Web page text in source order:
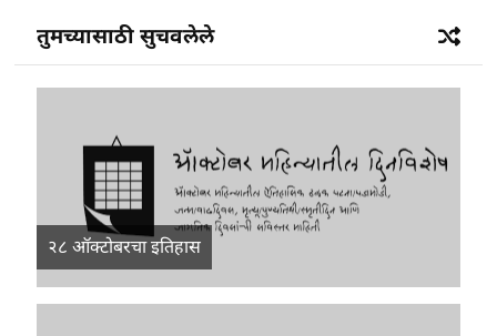
तुमच्यासाठी सुचवलेले
२८ ऑक्टोबरचा इतिहास